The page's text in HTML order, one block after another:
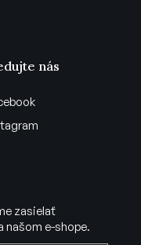
nás
zasielať
našom e-shope.